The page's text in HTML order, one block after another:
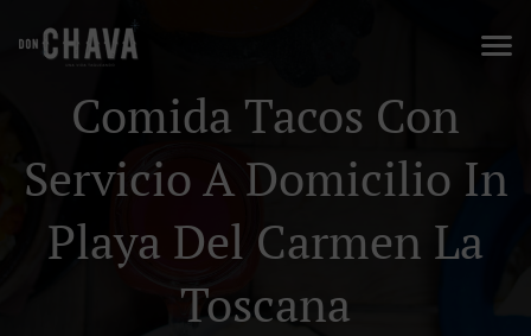
Comida Tacos Con
Servicio A Domicilio In
Playa Del Carmen La
Toscana